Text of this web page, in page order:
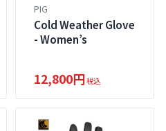
PIG
Cold Weather Glove
- Women’s
12,800円税込